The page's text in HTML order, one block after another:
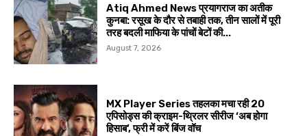
Atiq Ahmed News प्रयागराज का अतीक
कुनबा: रसूख के दौर से तबाही तक, तीन सालों में पूरी
तरह बदली माफिया के पांचों बेटों की...
August 7, 2026
MX Player Series तहलका मचा रही 20
एपिसोड्स की क्राइम-थ्रिलर सीरीज ‘अब होगा
हिसाब’, फ्री में करें बिंज वॉच